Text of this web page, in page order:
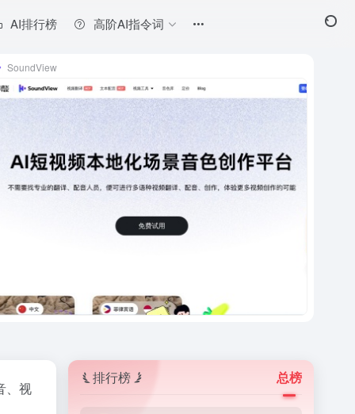
AI排行榜 高阶AI指令词
SoundView
、视
排行榜 总榜